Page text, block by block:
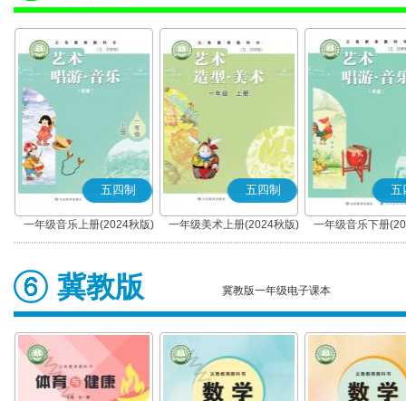
五四制
一年级音乐上册(2024秋版)
五四制
一年级美术上册(2024秋版)
五
一年级音乐下册
冀教版 冀教版一年级电子课本